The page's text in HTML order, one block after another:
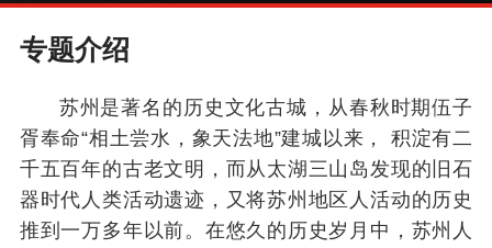
专题介绍
苏州是著名的历史文化古城，从春秋时期伍子
胥奉命“相土尝水，象天法地”建城以来， 积淀有二
千五百年的古老文明，而从太湖三山岛发现的旧石
器时代人类活动遗迹，又将苏州地区人活动的历史
推到一万多年以前。在悠久的历史岁月中，苏州人